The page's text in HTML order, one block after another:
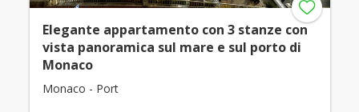
Elegante appartamento con 3 stanze con
vista panoramica sul mare e sul porto di
Monaco
Monaco - Port